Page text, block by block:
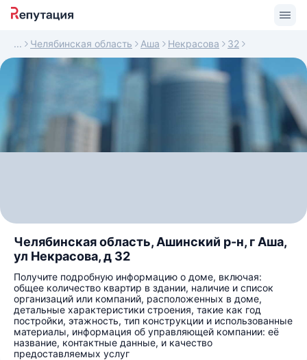
Челябинская область Аша Некрасова 32
Челябинская область, Ашинский р-н, г Аша,
ул Некрасова, д 32
Получите подробную информацию о доме, включая:
общее количество квартир в здании, наличие и список
организаций или компаний, расположенных в доме,
детальные характеристики строения, такие как год
постройки, этажность, тип конструкции и использованные
материалы, информация об управляющей компании: её
название, контактные данные, и качество
предоставляемых услуг